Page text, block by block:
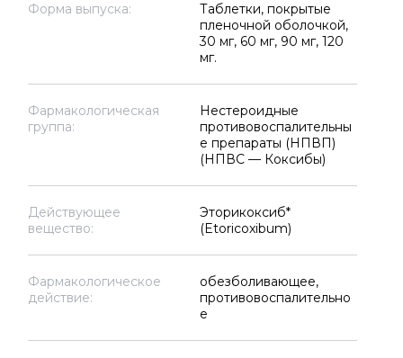
Форма выпуска:
Таблетки, покрытые
пленочной оболочкой,
30 мг, 60 мг, 90 мг, 120
мг.
Фармакологическая
группа:
Нестероидные
противовоспалительны
е препараты (НПВП)
(НПВС — Коксибы)
Действующее
вещество:
Эторикоксиб*
(Etoricoxibum)
Фармакологическое
действие:
обезболивающее,
противовоспалительно
е